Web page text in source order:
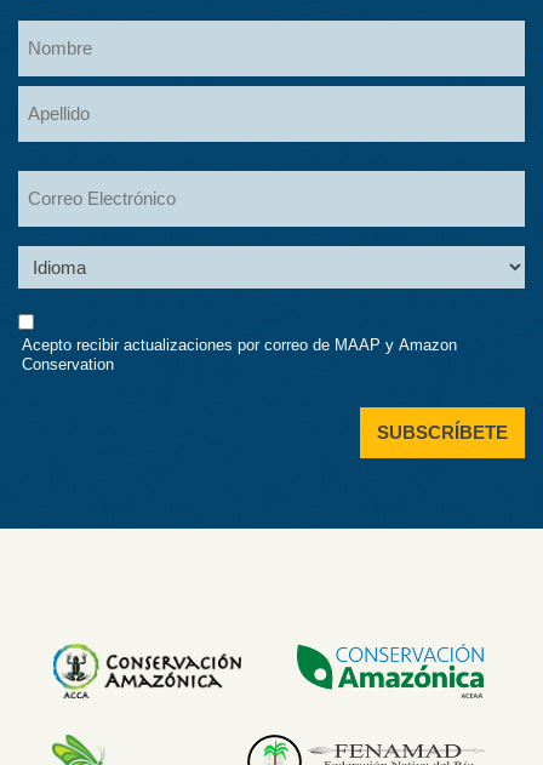
Nombre
Consent
Acepto recibir actualizaciones por correo de MAAP y Amazon
Conservation